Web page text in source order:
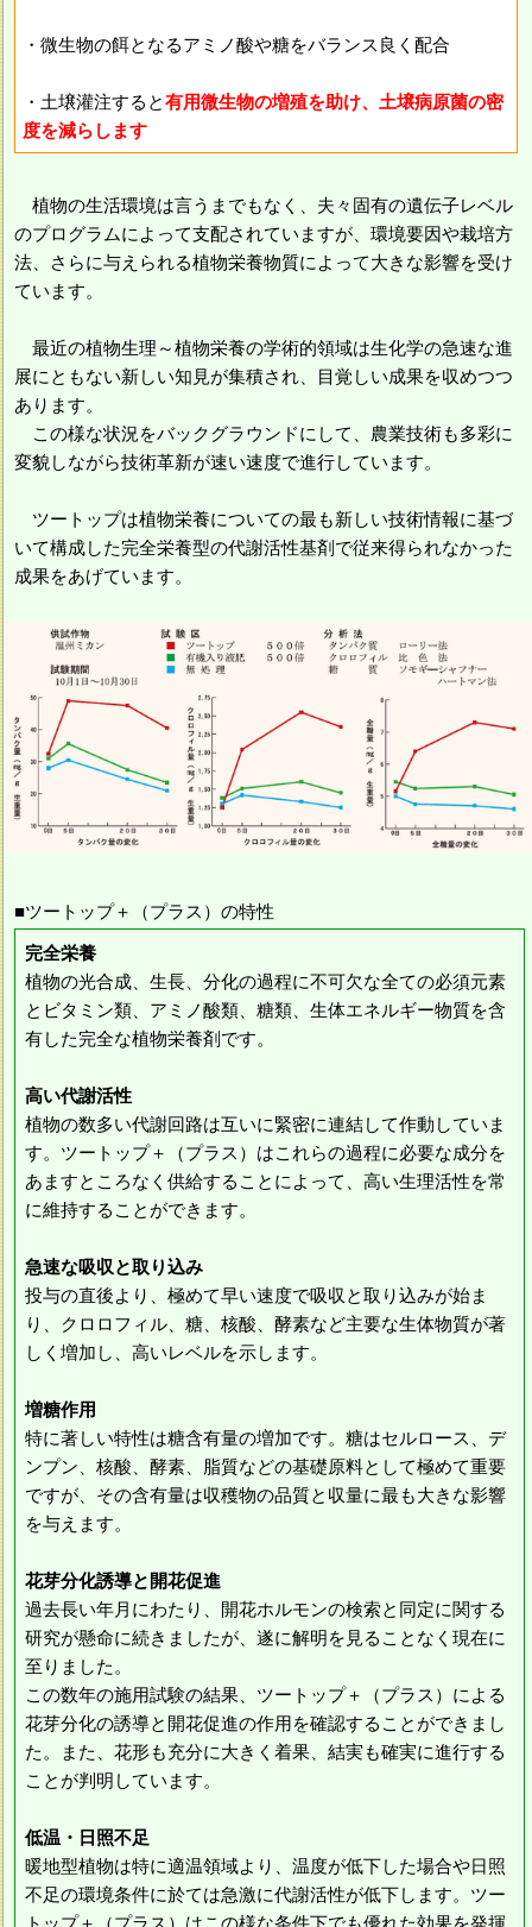
・微生物の餌となるアミノ酸や糖をバランス良く配合
・土壌灌注すると有用微生物の増殖を助け、土壌病原菌の密
度を減らします
植物の生活環境は言うまでもなく、夫々固有の遺伝子レベル
のプログラムによって支配されていますが、環境要因や栽培方
法、さらに与えられる植物栄養物質によって大きな影響を受け
ています。
最近の植物生理～植物栄養の学術的領域は生化学の急速な進
展にともない新しい知見が集積され、目覚しい成果を収めつつ
あります。
この様な状況をバックグラウンドにして、農業技術も多彩に
変貌しながら技術革新が速い速度で進行しています。
ツートップは植物栄養についての最も新しい技術情報に基づ
いて構成した完全栄養型の代謝活性基剤で従来得られなかった
成果をあげています。
■ツートップ＋（プラス）の特性
完全栄養
植物の光合成、生長、分化の過程に不可欠な全ての必須元素
とビタミン類、アミノ酸類、糖類、生体エネルギー物質を含
有した完全な植物栄養剤です。
高い代謝活性
植物の数多い代謝回路は互いに緊密に連結して作動していま
す。ツートップ＋（プラス）はこれらの過程に必要な成分を
あますところなく供給することによって、高い生理活性を常
に維持することができます。
急速な吸収と取り込み
投与の直後より、極めて早い速度で吸収と取り込みが始ま
り、クロロフィル、糖、核酸、酵素など主要な生体物質が著
しく増加し、高いレベルを示します。
増糖作用
特に著しい特性は糖含有量の増加です。糖はセルロース、デ
ンプン、核酸、酵素、脂質などの基礎原料として極めて重要
ですが、その含有量は収穫物の品質と収量に最も大きな影響
を与えます。
花芽分化誘導と開花促進
過去長い年月にわたり、開花ホルモンの検索と同定に関する
研究が懸命に続きましたが、遂に解明を見ることなく現在に
至りました。
この数年の施用試験の結果、ツートップ＋（プラス）による
花芽分化の誘導と開花促進の作用を確認することができまし
た。また、花形も充分に大きく着果、結実も確実に進行する
ことが判明しています。
低温・日照不足
暖地型植物は特に適温領域より、温度が低下した場合や日照
不足の環境条件に於ては急激に代謝活性が低下します。ツー
トップ＋（プラス）はこの様な条件下でも優れた効果を発揮